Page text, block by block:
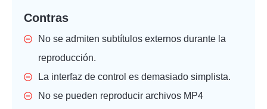
Contras
No se admiten subtítulos externos durante la
reproducción.
La interfaz de control es demasiado simplista.
No se pueden reproducir archivos MP4